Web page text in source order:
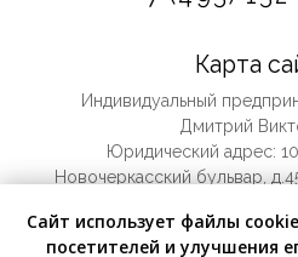
Сайт использует файлы
посетителей и улучшения